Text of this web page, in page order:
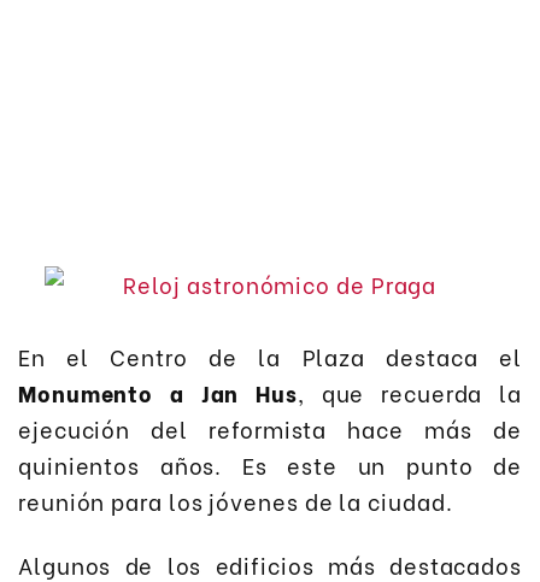
En el Centro de la Plaza destaca el
Monumento a Jan Hus, que recuerda la
ejecución del reformista hace más de
quinientos años. Es este un punto de
reunión para los jóvenes de la ciudad.
Algunos de los edificios más destacados